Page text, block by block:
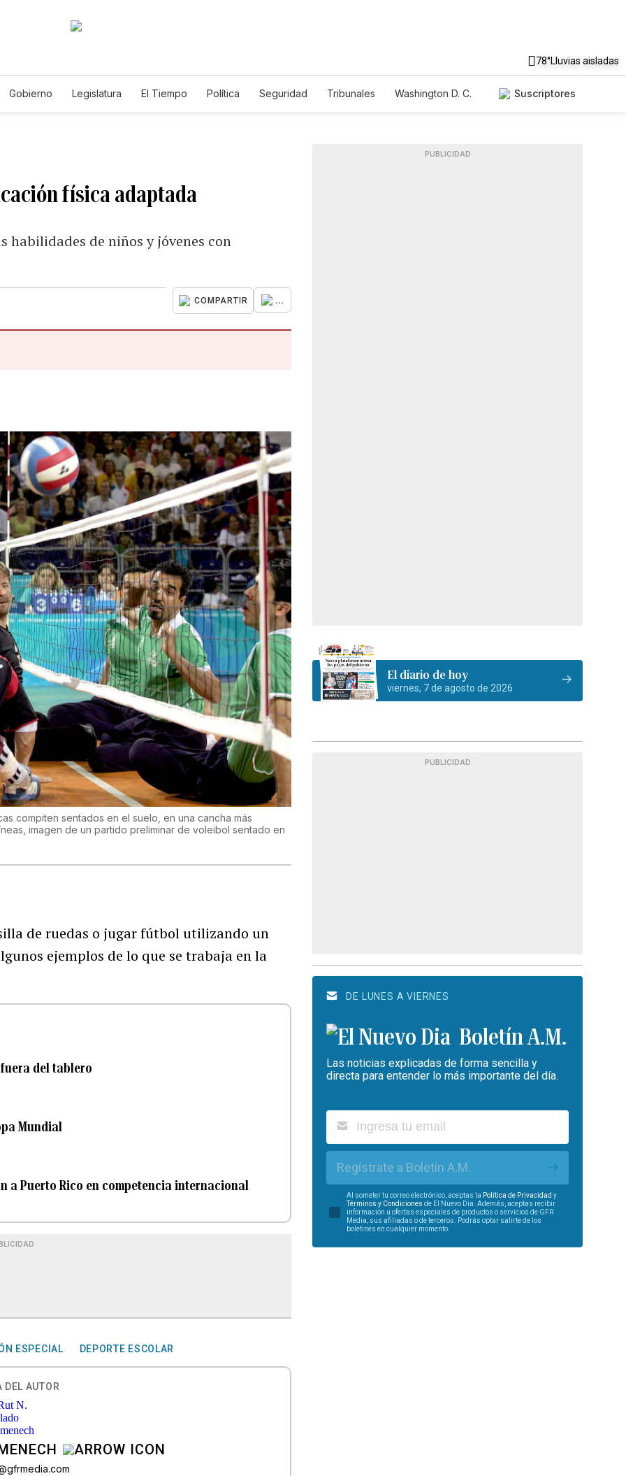
78°Lluvias aisladas
Gobierno Legislatura El Tiempo Política Seguridad Tribunales
Washington D. C.
Suscriptores
física adaptada
habilidades de niños y jóvenes con
COMPARTIR ...
compiten sentados en el suelo, en una cancha más
imagen de un partido preliminar de voleibol sentado en
de ruedas o jugar fútbol utilizando un
ejemplos de lo que se trabaja en la
del tablero
Mundial
a Puerto Rico en competencia internacional
ESPECIAL DEPORTE ESCOLAR
DEL AUTOR
PUBLICIDAD
El diario de hoy
viernes, 7 de agosto de 2026
PUBLICIDAD
DE LUNES A VIERNES
Boletín A.M.
Las noticias explicadas de forma sencilla y
directa para entender lo más importante del día.
Regístrate a Boletín A.M.
Al someter tu correo electrónico, aceptas la Política de Privacidad y
Términos y Condiciones de El Nuevo Día. Además, aceptas recibir
información u ofertas especiales de productos o servicios de GFR
Media, sus afiliadas o de terceros. Podrás optar salirte de los
boletines en cualquier momento.